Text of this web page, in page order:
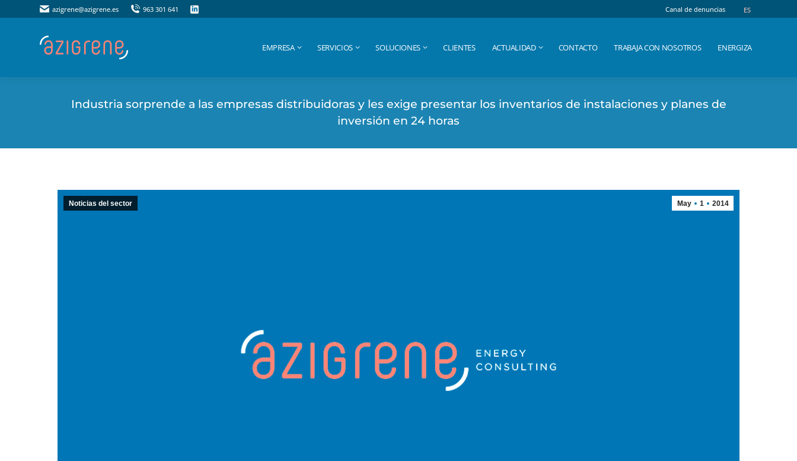
azigrene@azigrene.es 963 301 641 Canal de denuncias ES
EMPRESA SERVICIOS SOLUCIONES CLIENTES ACTUALIDAD CONTACTO TRABAJA CON NOSOTROS ENERGIZA
Industria sorprende a las empresas distribuidoras y les exige presentar los inventarios de instalaciones y planes de
inversión en 24 horas
May 1 2014
Noticias del sector
azigrene@azigrene.es 963 301 641 Canal de denuncias ES